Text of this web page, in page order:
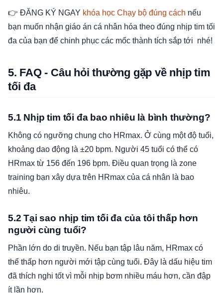
👉 ĐĂNG KÝ NGAY khóa học Chạy bộ đúng cách nếu
bạn muốn nhận giáo án cá nhân hóa theo đúng nhịp tim tối
đa của bạn để chinh phục các mốc thành tích sắp tới nhé!
5. FAQ - Câu hỏi thường gặp về nhịp tim
tối đa
5.1 Nhịp tim tối đa bao nhiêu là bình thường?
Không có ngưỡng chung cho HRmax. Ở cùng một độ tuổi,
khoảng dao động là ±20 bpm. Người 45 tuổi có thể có
HRmax từ 156 đến 196 bpm. Điều quan trọng là zone
training bạn xây dựa trên HRmax của cá nhân là bao
nhiêu.
5.2 Tại sao nhịp tim tối đa của tôi thấp hơn
người cùng tuổi?
Phần lớn do di truyền. Nếu bạn tập lâu năm, HRmax có
thể thấp hơn người mới tập cùng tuổi. Đây là dấu hiệu tim
đã thích nghi tốt vì mỗi nhịp bơm nhiều máu hơn, cần đập
ít lần hơn.